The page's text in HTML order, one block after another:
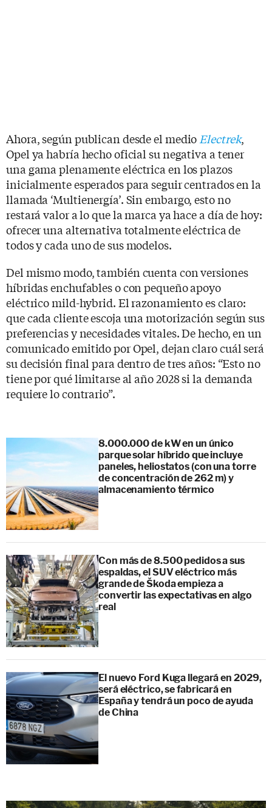
Ahora, según publican desde el medio Electrek,
Opel ya habría hecho oficial su negativa a tener
una gama plenamente eléctrica en los plazos
inicialmente esperados para seguir centrados en la
llamada ‘Multienergía’. Sin embargo, esto no
restará valor a lo que la marca ya hace a día de hoy:
ofrecer una alternativa totalmente eléctrica de
todos y cada uno de sus modelos.
Del mismo modo, también cuenta con versiones
híbridas enchufables o con pequeño apoyo
eléctrico mild-hybrid. El razonamiento es claro:
que cada cliente escoja una motorización según sus
preferencias y necesidades vitales. De hecho, en un
comunicado emitido por Opel, dejan claro cuál será
su decisión final para dentro de tres años: “Esto no
tiene por qué limitarse al año 2028 si la demanda
requiere lo contrario”.
8.000.000 de kW en un único
parque solar híbrido que incluye
paneles, heliostatos (con una torre
de concentración de 262 m) y
almacenamiento térmico
Con más de 8.500 pedidos a sus
espaldas, el SUV eléctrico más
grande de Škoda empieza a
convertir las expectativas en algo
real
El nuevo Ford Kuga llegará en 2029,
será eléctrico, se fabricará en
España y tendrá un poco de ayuda
de China